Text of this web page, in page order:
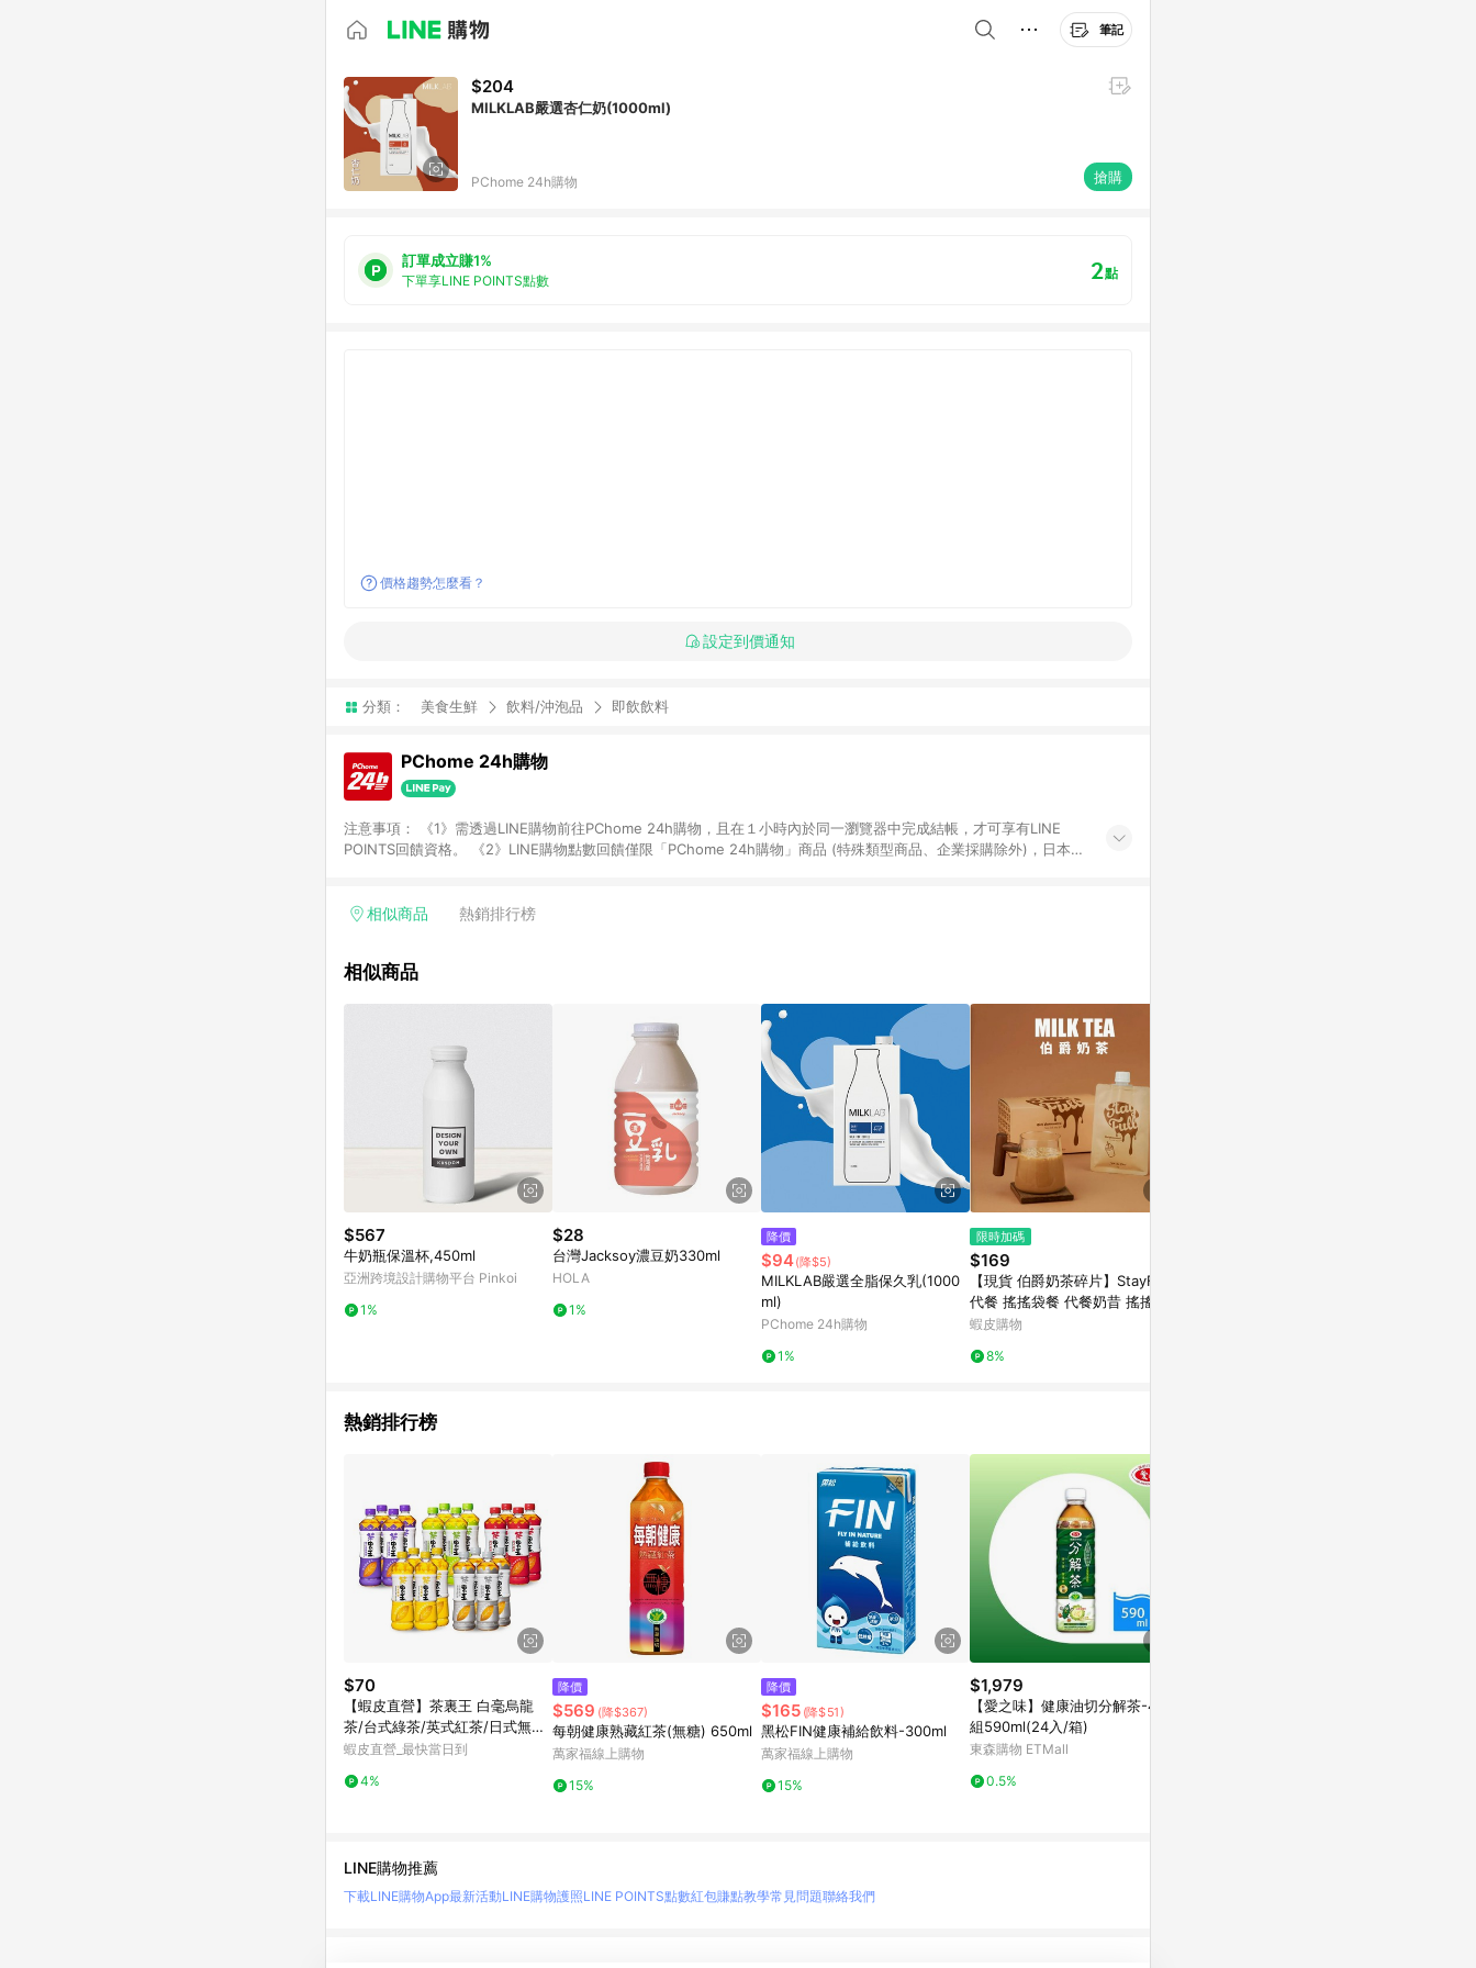
筆記
$204
MILKLAB嚴選杏仁奶(1000ml)
PChome 24h購物 搶購
訂單成立賺1%
下單享LINE POINTS點數 2點
價格趨勢怎麼看？
設定到價通知
分類： 美食生鮮 飲料/沖泡品 即飲飲料
PChome 24h購物
注意事項： 《1》需透過LINE購物前往PChome 24h購物，且在１小時內於同一瀏覽器中完成結帳，才可享有LINE
POINTS回饋資格。 《2》LINE購物點數回饋僅限「PChome 24h購物」商品 (特殊類型商品、企業採購除外)，日本代
PChome儲值商品、企業專區/企業採購、部分指定商品 - 下載軟體、奶粉/副食品、電腦軟體、InComm儲值點數、點
商家訂單頁面標示「LINE回饋」，若無此標示則 不符合回饋LINE POINTS點數資格亦不得使用點數紅包 。 《7》LINE
並依訂單成立時間當下LINE購物所設定的回饋機制為準。 《8》LINE購物為購物資訊整合性平台，商品資料更新會有
時間差，如顯示之商品規格、顏色、價位、贈品與PChome 24h購物銷售網頁不符，以銷售網頁標示為準！
相似商品 熱銷排行榜
相似商品
$567
牛奶瓶保溫杯,450ml
亞洲跨境設計購物平台 Pinkoi
1%
$28
台灣Jacksoy濃豆奶330ml
HOLA
1%
降價
$94(降$5)
MILKLAB嚴選全脂保久乳(1000
ml)
PChome 24h購物
1%
限時加碼
$169
【現貨 伯爵奶茶碎片】StayFull
代餐 搖搖袋餐 代餐奶昔 搖搖飲
官方授權商 1盒8包 SGS檢驗 伯
蝦皮購物
8%
熱銷排行榜
$70
【蝦皮直營】茶裏王 白毫烏龍
茶/台式綠茶/英式紅茶/日式無糖
綠茶/青心烏龍茶 600mlx4入/組
蝦皮直營_最快當日到
4%
降價
$569 (降$367)
每朝健康熟藏紅茶(無糖) 650ml
萬家福線上購物
15%
降價
$165 (降$51)
黑松FIN健康補給飲料-300ml
萬家福線上購物
15%
$1,979
【愛之味】健康油切分解茶-4箱
組590ml(24入/箱)
東森購物 ETMall
0.5%
LINE購物推薦
下載LINE購物App最新活動LINE購物護照LINE POINTS點數紅包賺點教學常見問題聯絡我們